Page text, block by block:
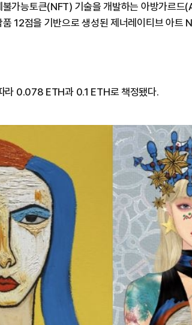
불가능토큰(NFT) 기술을 개발하는 아방가르
품 12점을 기반으로 생성된 제너레이티브 아트
라 0.078 ETH과 0.1 ETH로 책정됐다.